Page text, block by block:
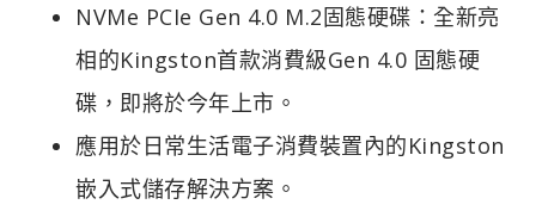
NVMe PCIe Gen 4.0 M.2固態硬碟：全新亮
相的Kingston首款消費級Gen 4.0 固態硬
碟，即將於今年上市。
應用於日常生活電子消費裝置內的Kingston
嵌入式儲存解決方案。